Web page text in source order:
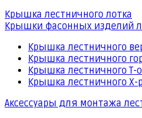
Крышка лестничного лотка
Крышки фасонных изделий
Крышка лестничного
Крышка лестничного
Крышка лестничного Т-
Крышка лестничного Х-
Аксессуары для монтажа